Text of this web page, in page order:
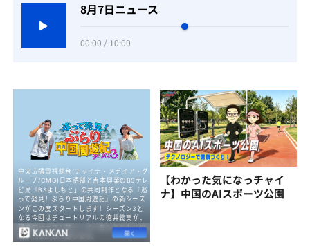
8月7日ニュース
00:00 / 10:00
【わかった気になっチャイ
ナ】中国のAIスポーツ公園